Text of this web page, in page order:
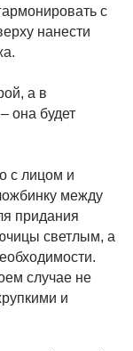
с
нанести
а в
она будет
с лицом и
между
придания
светлым, а
случае не
и